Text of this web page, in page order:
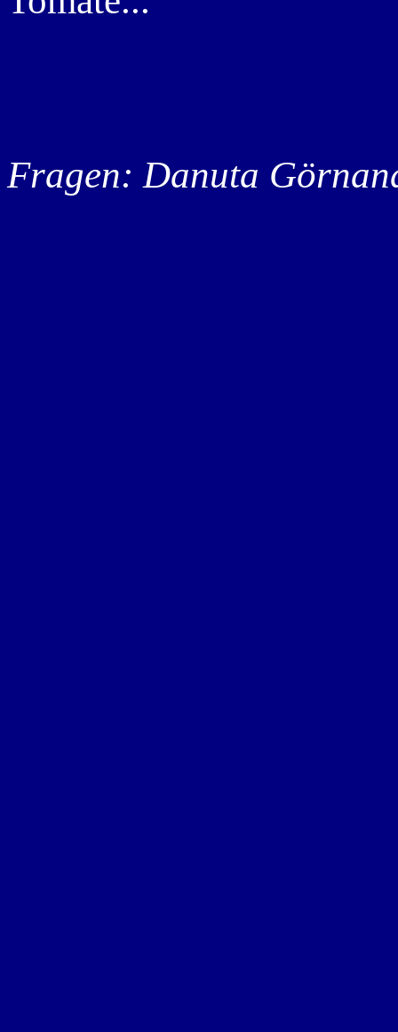
Fragen: Danuta